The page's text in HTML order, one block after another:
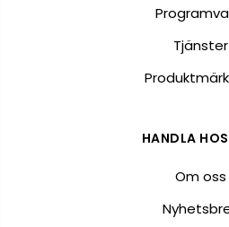
Tjänster
HANDLA
Om oss